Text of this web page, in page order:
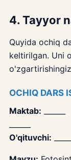
4. Tayyor
Quyida ochiq
keltirilgan. Uni
OCHIQ DARS
Maktab:
O'qituvchi: